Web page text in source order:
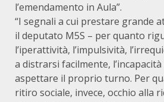
l’emendamento in Aula”.
“I segnali a cui prestare grande
il deputato M5S – per quanto
l’iperattività, l’impulsività,
a distrarsi facilmente,
aspettare il proprio turno. Per
ritiro sociale, invece, occhio alla